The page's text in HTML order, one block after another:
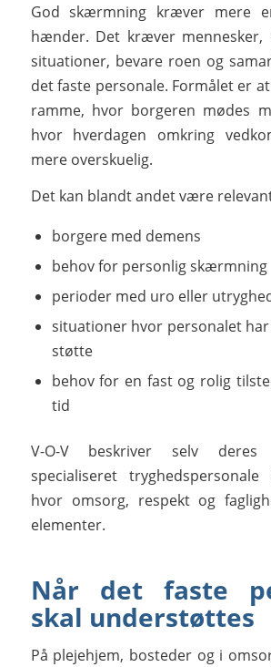
God skærmning kræver mere
hænder. Det kræver
situationer, bevare roen og
det faste personale. Formålet er
ramme, hvor borgeren mødes
hvor hverdagen omkring
mere overskuelig.
Det kan blandt andet være
borgere med demens
behov for personlig skærmning
perioder med uro eller
situationer hvor personalet
støtte
behov for en fast og rolig
tid
V-O-V beskriver selv
specialiseret
hvor omsorg, respekt og
elementer.
Når det faste
skal understøttes
På plejehjem, bosteder og i